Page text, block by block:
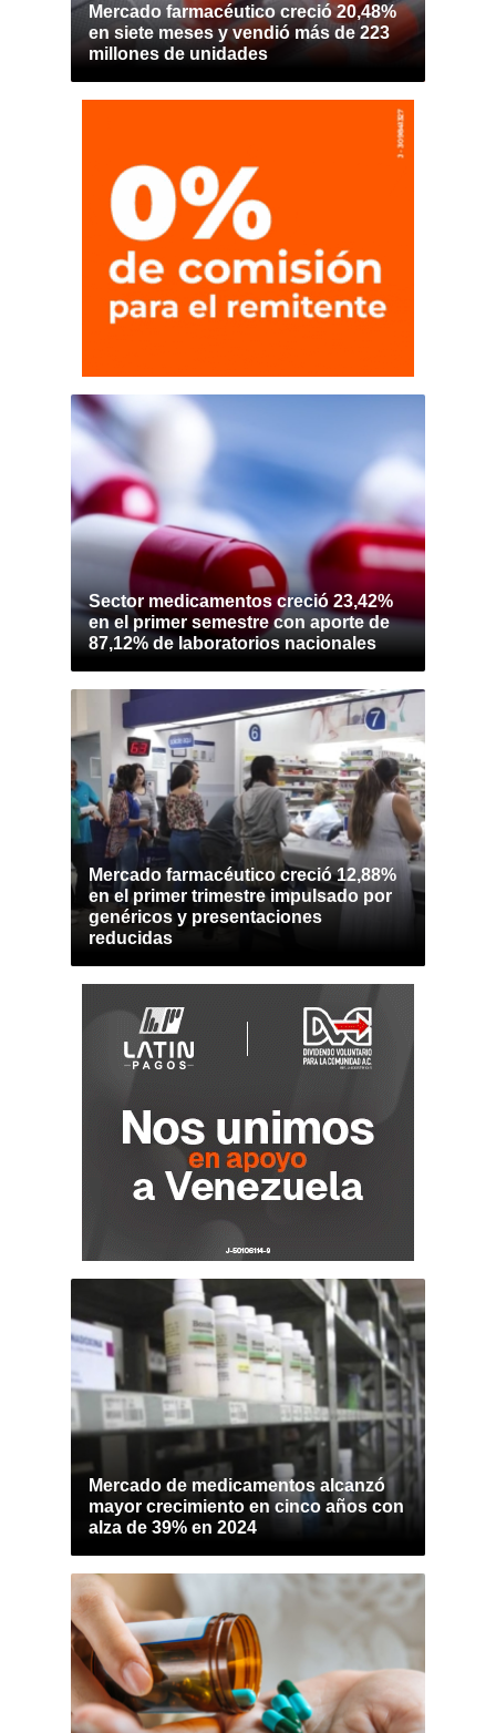
Mercado farmacéutico creció 20,48%
en siete meses y vendió más de 223
millones de unidades
Sector medicamentos creció 23,42%
en el primer semestre con aporte de
87,12% de laboratorios nacionales
Mercado farmacéutico creció 12,88%
en el primer trimestre impulsado por
genéricos y presentaciones
reducidas
Mercado de medicamentos alcanzó
mayor crecimiento en cinco años con
alza de 39% en 2024